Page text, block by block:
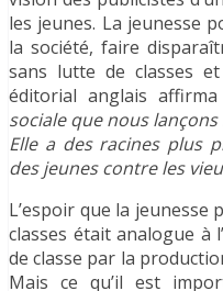
les jeunes. La jeunesse
la société, faire
sans lutte de classes et
éditorial anglais
sociale que nous lançons
Elle a des racines plus
des jeunes contre les
L’espoir que la
classes était analogue à
de classe par la
Mais ce qu’il est